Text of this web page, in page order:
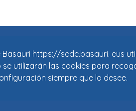
https://sede.basauri. eus
utilizarán las cookies para
siempre que lo desee.